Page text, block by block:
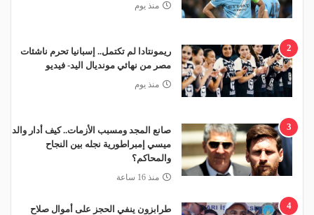
منذ يوم
2
ريمونتادا لم تكتمل.. إسبانيا تحرم ناشئات
مصر من نهائي مونديال اليد- فيديو
منذ يوم
3
صانع المجد ومسبب الأزمات.. كيف أدار والد
ميسي إمبراطورية نجله بين النجاح
والمحاكم؟
منذ 16 ساعة
4 طرابزون ينفي الحجز على أموال صلاح